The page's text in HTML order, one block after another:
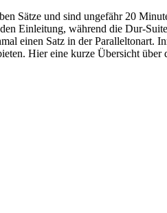
Sätze und sind ungefähr 20
Einleitung, während die Dur-
einen Satz in der Paralleltonart.
Hier eine kurze Übersicht über